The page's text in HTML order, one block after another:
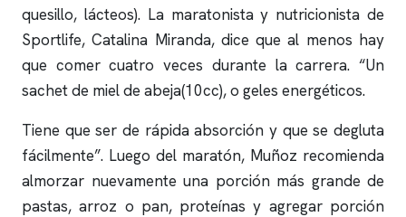
quesillo, lácteos). La maratonista y nutricionista de
Sportlife, Catalina Miranda, dice que al menos hay
que comer cuatro veces durante la carrera. “Un
sachet de miel de abeja(10cc), o geles energéticos.
Tiene que ser de rápida absorción y que se degluta
fácilmente”. Luego del maratón, Muñoz recomienda
almorzar nuevamente una porción más grande de
pastas, arroz o pan, proteínas y agregar porción